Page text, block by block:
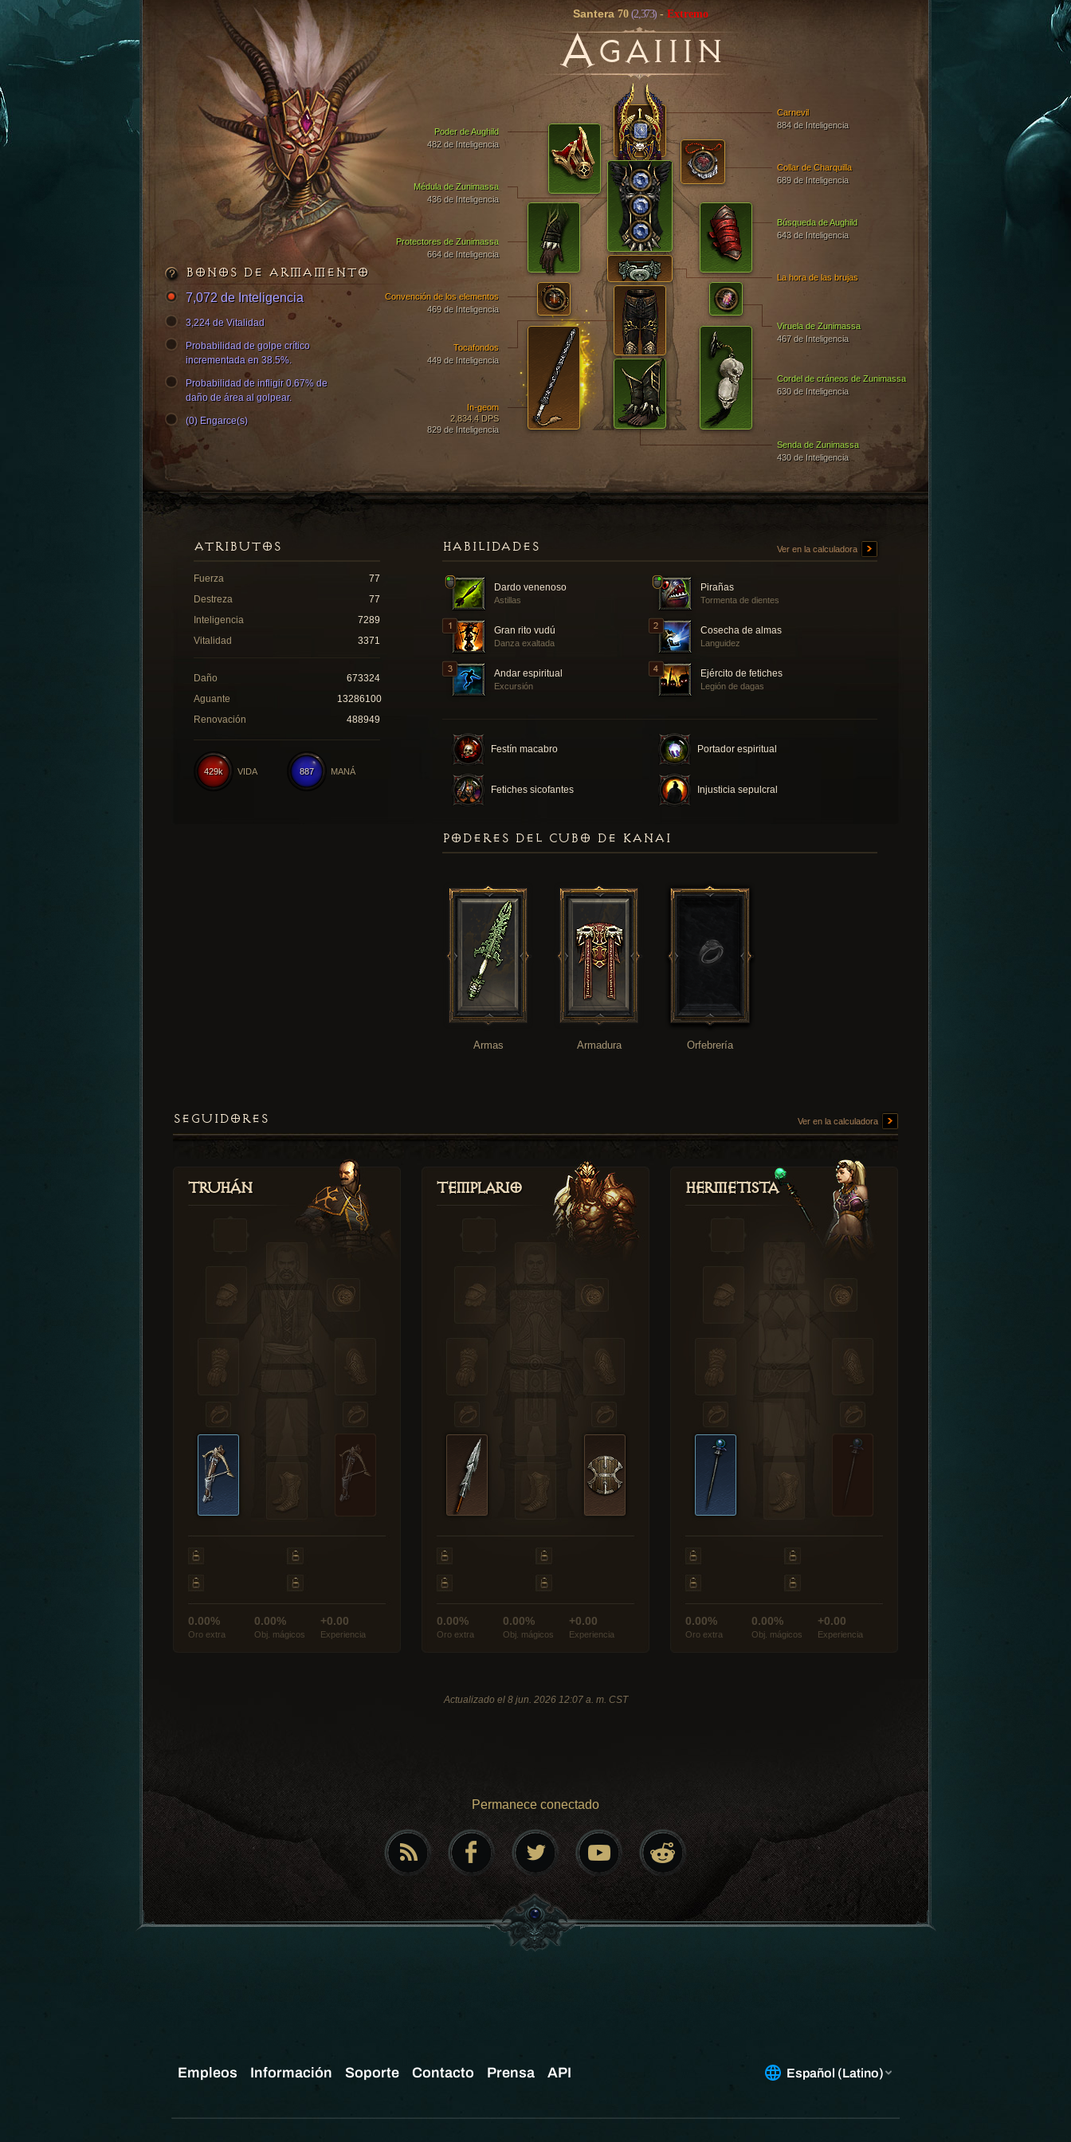
Santera70 (2,373) - Extremo
AGAIIIN
Carnevil
884 de Inteligencia
Médula de Zunimassa
436 de Inteligencia
Senda de Zunimassa
430 de Inteligencia
Protectores de Zunimassa
664 de Inteligencia
Poder de Aughild
482 de Inteligencia
Tocafondos
449 de Inteligencia
Búsqueda de Aughild
643 de Inteligencia
In-geom
2,834.4 DPS
829 de Inteligencia
Cordel de cráneos de Zunimassa
630 de Inteligencia
La hora de las brujas
Viruela de Zunimassa
467 de Inteligencia
Convención de los elementos
469 de Inteligencia
Collar de Charquilla
689 de Inteligencia
BONOS DE ARMAMENTO
7,072 de Inteligencia
3,224 de Vitalidad
Probabilidad de golpe crítico
incrementada en 38.5%.
Probabilidad de infligir 0.67% de
daño de área al golpear.
(0) Engarce(s)
HABILIDADES Ver en la calculadora
Dardo venenoso
Astillas
Pirañas
Tormenta de dientes
Gran rito vudú
Danza exaltada
Cosecha de almas
Languidez
Andar espiritual
Excursión
Ejército de fetiches
Legión de dagas
Festín macabro Portador espiritual
Fetiches sicofantes Injusticia sepulcral
ATRIBUTOS
Fuerza
77
Destreza
77
Inteligencia
7289
Vitalidad
3371
Daño
673324
Aguante
13286100
Renovación
488949
887 MANÁ
429k VIDA
PODERES DEL CUBO DE KANAI
Armas Armadura Orfebrería
SEGUIDORES Ver en la calculadora
Truhán
0.00%
Oro extra
0.00%
Obj. mágicos
+0.00
Experiencia
Templario
0.00%
Oro extra
0.00%
Obj. mágicos
+0.00
Experiencia
Hermetista
0.00%
Oro extra
0.00%
Obj. mágicos
+0.00
Experiencia
Actualizado el 8 jun. 2026 12:07 a. m. CST
Permanece conectado